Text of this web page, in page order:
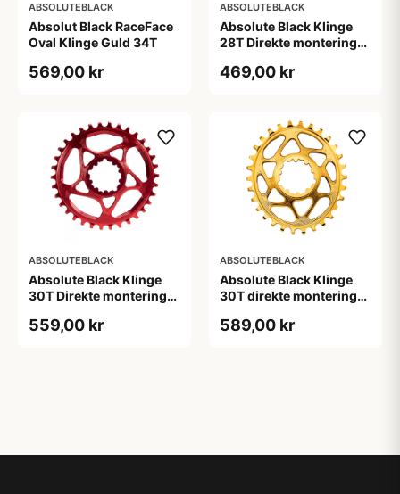
ABSOLUTEBLACK
Absolut Black RaceFace
Oval Klinge Guld 34T
569,00 kr
ABSOLUTEBLACK
Absolute Black Klinge
28T Direkte montering
469,00 kr
ABSOLUTEBLACK
Absolute Black Klinge
30T Direkte montering
Rød
559,00 kr
ABSOLUTEBLACK
Absolute Black Klinge
30T direkte montering
589,00 kr